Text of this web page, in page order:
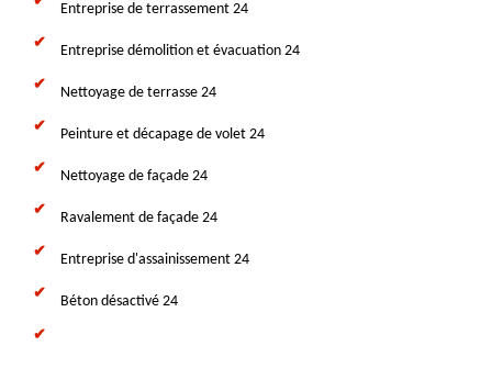
Entreprise de terrassement 24
Entreprise démolition et évacuation 24
Nettoyage de terrasse 24
Peinture et décapage de volet 24
Nettoyage de façade 24
Ravalement de façade 24
Entreprise d'assainissement 24
Béton désactivé 24